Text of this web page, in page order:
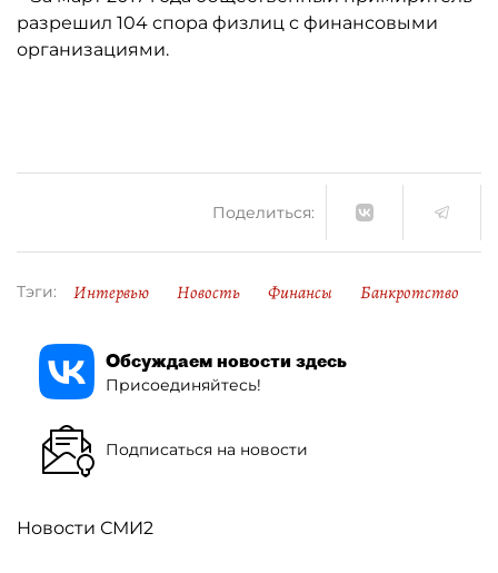
разрешил 104 спора физлиц с финансовыми
организациями.
Поделиться:
Тэги: Интервью Новость Финансы Банкротство
Обсуждаем новости здесь
Присоединяйтесь!
Подписаться на новости
Новости СМИ2